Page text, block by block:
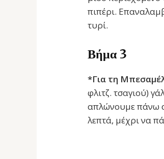
πιπέρι.
τυρί.
Βήμα 3
*Για τη
φλιτζ. τσαγιού)
απλώνουμε πάνω
λεπτά, μέχρι να